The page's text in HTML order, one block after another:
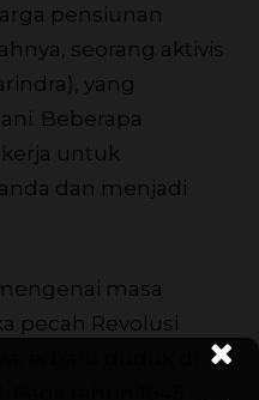
pensiunan
seorang aktivis
yang
Beberapa
untuk
dan menjadi
masa
pecah Revolusi